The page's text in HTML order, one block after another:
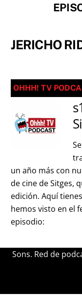
JERICHO
OHHH! TV
un año más con
de cine de Sitges,
edición. Aquí
hemos visto en el
episodio:
Sons. Red de